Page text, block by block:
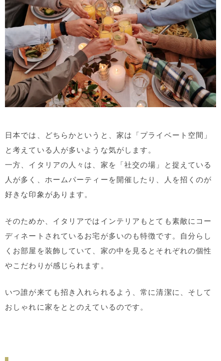
日本では、どちらかというと、家は「プライベート空間」
と考えている人が多いような気がします。
一方、イタリアの人々は、家を「社交の場」と捉えている
人が多く、ホームパーティーを開催したり、人を招くのが
好きな印象があります。
そのためか、イタリアではインテリアもとても素敵にコー
ディネートされているお宅が多いのも特徴です。自分らし
くお部屋を装飾していて、家の中を見るとそれぞれの個性
やこだわりが感じられます。
いつ誰が来ても招き入れられるよう、常に清潔に、そして
おしゃれに家をととのえているのです。